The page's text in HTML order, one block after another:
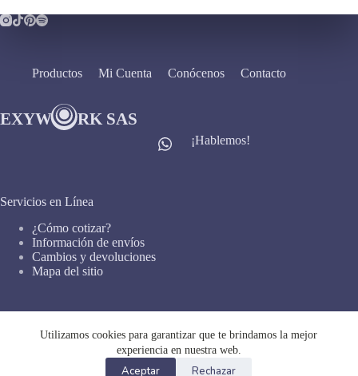
Utilizamos cookies para garantizar que te brindamos la mejor
experiencia en nuestra web.
Aceptar Rechazar
Productos Mi Cuenta Conócenos Contacto
¡Hablemos!
Servicios en Línea
¿Cómo cotizar?
Información de envíos
Cambios y devoluciones
Mapa del sitio
Política de privacidad
Política de cookies